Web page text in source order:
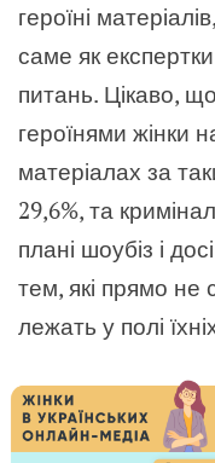
героїні
саме як
питань. Цікаво,
героїнями жінки
матеріалах за
29,6%, та
плані шоубіз і
тем, які прямо не
лежать у полі